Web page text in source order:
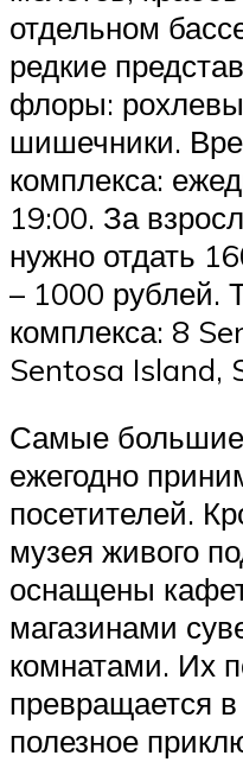
отдельном
редкие
флоры:
шишечники.
комплекса:
19:00. За
нужно отдать
– 1000 рублей.
комплекса: 8
Sentosa Island,
Самые
ежегодно
посетителей.
музея живого
оснащены
магазинами
комнатами. Их
превращается
полезное